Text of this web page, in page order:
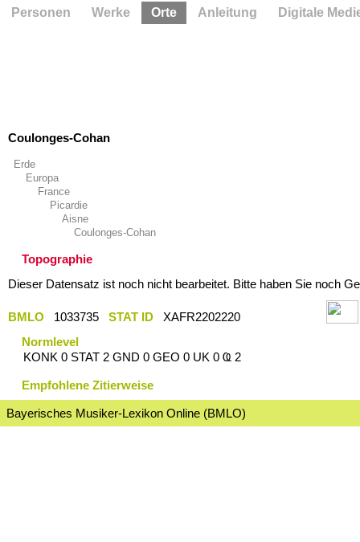
Coulonges-Cohan
Erde
Europa
France
Picardie
Aisne
Coulonges-Cohan
Topographie
Dieser Datensatz ist noch nicht bearbeitet. Bitte haben Sie noch
BMLO 1033735 STAT ID
XAFR2202220
Normlevel
KONK 0 STAT 2 GND 0 GEO 0 UK 0 Ҩ 2
Empfohlene Zitierweise
Bayerisches Musiker-Lexikon Online (BMLO)
Personen Werke Orte Anleitung Digitale